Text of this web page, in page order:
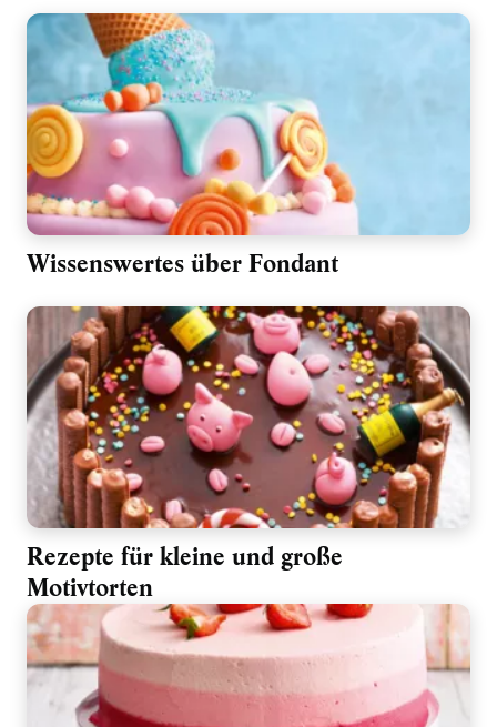
Wissenswertes über Fondant
Rezepte für kleine und große
Motivtorten